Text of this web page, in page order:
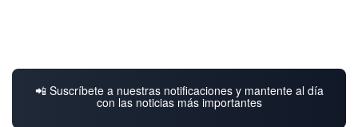
📲 Suscríbete a nuestras notificaciones y mantente al día
con las noticias más importantes